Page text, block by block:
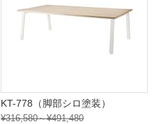
KT-778（脚部シロ塗装）
¥316,580～¥491,480